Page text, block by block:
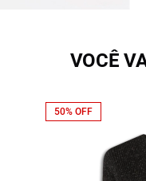
VOCÊ
50% OFF